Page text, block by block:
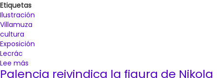
Etiquetas
Ilustración
Villamuza
cultura
Exposición
Lecrác
Lee más
La
Palencia reivindica la figura de Nikola